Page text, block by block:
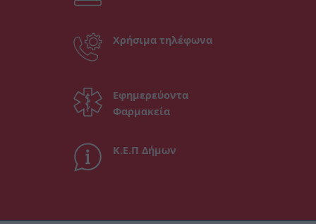
Χρήσιμα τηλέφωνα
Εφημερεύοντα
Φαρμακεία
Κ.Ε.Π Δήμων